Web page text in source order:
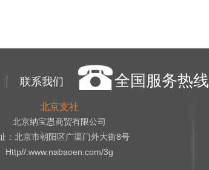
联系我们 全国服务热线
北京支社
北京纳宝恩商贸有限公司
：北京市朝阳区广渠门外大街8号
Http//:www.nabaoen.com/3g